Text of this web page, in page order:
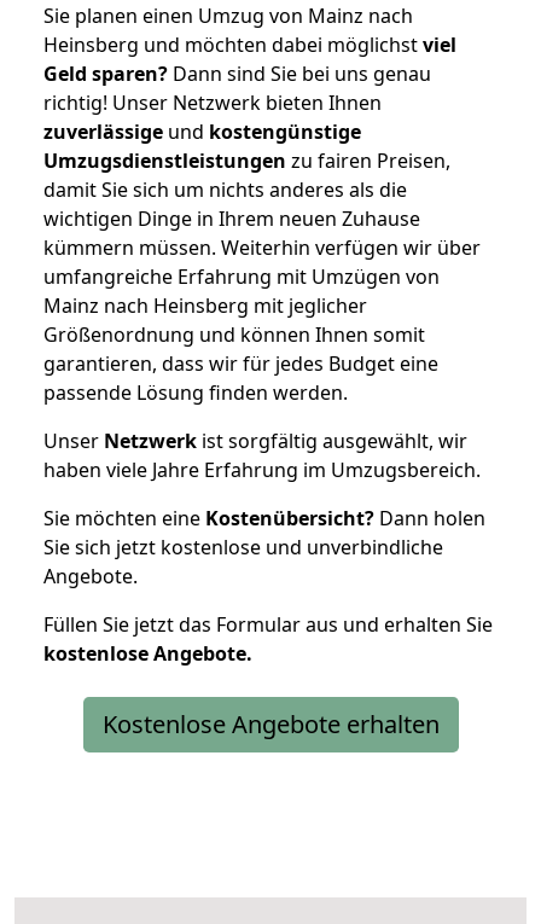
Sie planen einen Umzug von Mainz nach
Heinsberg und möchten dabei möglichstviel
Geld sparen? Dann sind Sie bei uns genau
richtig! Unser Netzwerk bieten Ihnen
zuverlässige und kostengünstige
Umzugsdienstleistungen zu fairen Preisen,
damit Sie sich um nichts anderes als die
wichtigen Dinge in Ihrem neuen Zuhause
kümmern müssen. Weiterhin verfügen wir über
umfangreiche Erfahrung mit Umzügen von
Mainz nach Heinsberg mit jeglicher
Größenordnung und können Ihnen somit
garantieren, dass wir für jedes Budget eine
passende Lösung finden werden.
Unser Netzwerk ist sorgfältig ausgewählt, wir
haben viele Jahre Erfahrung im Umzugsbereich.
Sie möchten eine Kostenübersicht? Dann holen
Sie sich jetzt kostenlose und unverbindliche
Angebote.
Füllen Sie jetzt das Formular aus und erhalten Sie
kostenloseAngebote.
Kostenlose Angebote erhalten